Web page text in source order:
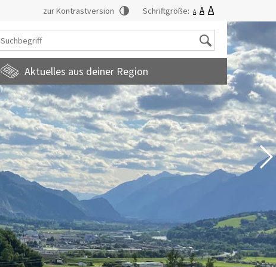
zur Kontrastversion Schriftgröße: A A A
Suche
Aktuelles aus deiner Region
Stadtmagazin
familienfreundlichegemeinde
Europainformationen